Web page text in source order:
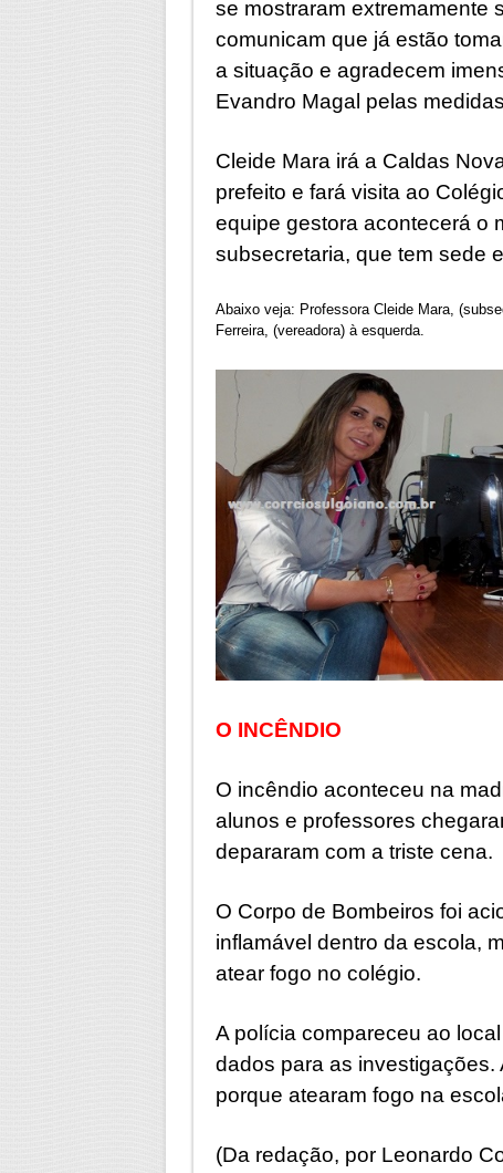
se mostraram extremamente
comunicam que já estão
a situação e agradecem
Evandro Magal pelas
Cleide Mara irá a Caldas
prefeito e fará visita ao
equipe gestora acontecerá o
subsecretaria, que tem sede
Abaixo veja: Professora Cleide Mara,
Ferreira, (vereadora) à esquerda.
O INCÊNDIO
O incêndio aconteceu na
alunos e professores
depararam com a triste cena.
O Corpo de Bombeiros foi
inflamável dentro da escola,
atear fogo no colégio.
A polícia compareceu ao
dados para as
porque atearam fogo na
(Da redação, por Leonardo